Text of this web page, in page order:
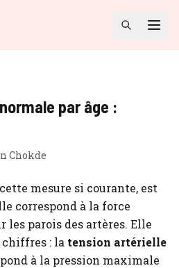
par âge :
Chokde
mesure si courante, est
correspond à la force
les parois des artères. Elle
: la tension artérielle
à la pression maximale